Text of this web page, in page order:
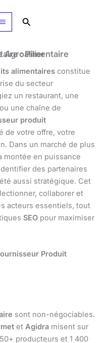
Rechercher
de la Chaîne Agroalimentaire
alimentaires constitue
du secteur
un restaurant, une
une chaîne de
produit
de votre offre, votre
Dans un marché de plus
montée en puissance
des partenaires
aussi stratégique. Cet
collaborer et
acteurs essentiels, tout
SEO pour maximiser
Produit
sont non-négociables.
et Agidra misent sur
producteurs et 1 400